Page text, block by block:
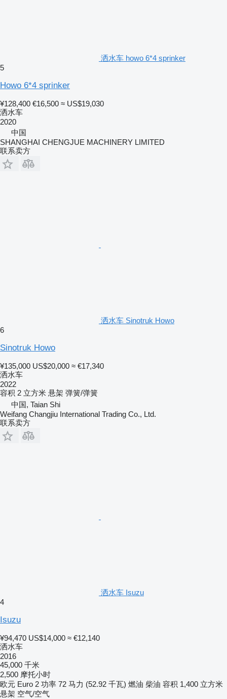
洒水车 howo 6*4 sprinker
5
Howo 6*4 sprinker
¥128,400 €16,500 ≈ US$19,030
洒水车
2020
中国
SHANGHAI CHENGJUE MACHINERY LIMITED
联系卖方
洒水车 Sinotruk Howo
6
Sinotruk Howo
¥135,000 US$20,000 ≈ €17,340
洒水车
2022
容积 2 立方米 悬架 弹簧/弹簧
中国, Taian Shi
Weifang Changjiu International Trading Co., Ltd.
联系卖方
洒水车 Isuzu
4
Isuzu
¥94,470 US$14,000 ≈ €12,140
洒水车
2016
45,000 千米
2,500 摩托小时
欧元 Euro 2 功率 72 马力 (52.92 千瓦) 燃油 柴油 容积 1,400 立方米
悬架 空气/空气